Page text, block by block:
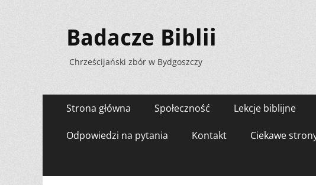
Badacze Biblii
Chrześcijański zbór w Bydgoszczy
Menu
zawartości
Strona główna Społeczność Lekcje biblijne
Odpowiedzi na pytania Kontakt Ciekawe